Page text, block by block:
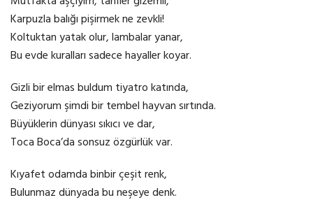
Karpuzla balığı pişirmek ne zevkli!
Koltuktan yatak olur, lambalar yanar,
Bu evde kuralları sadece hayaller koyar.
Gizli bir elmas buldum tiyatro katında,
Geziyorum şimdi bir tembel hayvan sırtında.
Büyüklerin dünyası sıkıcı ve dar,
Toca Boca’da sonsuz özgürlük var.
Kıyafet odamda binbir çeşit renk,
Bulunmaz dünyada bu neşeye denk.